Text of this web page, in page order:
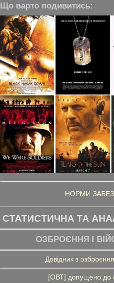
Що варто подивитись:
НОРМИ
СТАТИСТИЧНА ТА
ОЗБРОЄННЯ І
Довідник з озброєння
[ОВТ] допущено до